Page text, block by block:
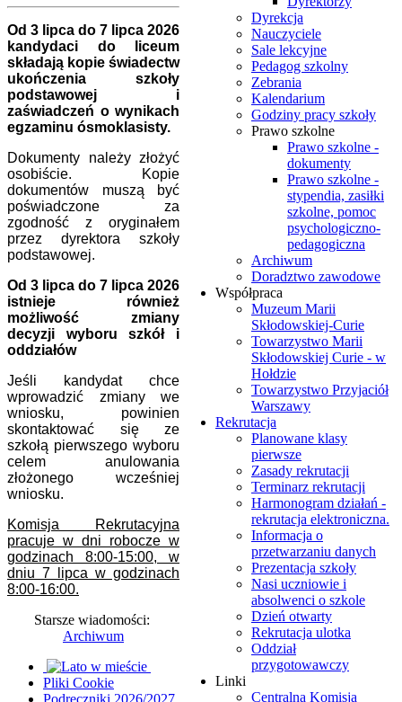
Dyrekcja
Nauczyciele
Sale lekcyjne
Pedagog szkolny
Zebrania
Kalendarium
Godziny pracy szkoły
Prawo szkolne
Prawo szkolne -
dokumenty
Prawo szkolne -
stypendia, zasiłki
szkolne, pomoc
psychologiczno-
pedagogiczna
Archiwum
Doradztwo zawodowe
Współpraca
Muzeum Marii
Skłodowskiej-Curie
Towarzystwo Marii
Skłodowskiej Curie - w
Hołdzie
Towarzystwo Przyjaciół
Warszawy
Rekrutacja
Planowane klasy
pierwsze
Zasady rekrutacji
Terminarz rekrutacji
Harmonogram działań -
rekrutacja elektroniczna.
Informacja o
przetwarzaniu danych
Prezentacja szkoły
Nasi uczniowie i
absolwenci o szkole
Dzień otwarty
Rekrutacja ulotka
Oddział
przygotowawczy
Linki
Centralna Komisja
Od 3 lipca do 7 lipca 2026
kandydaci do liceum
składają kopie świadectw
ukończenia szkoły
podstawowej i
zaświadczeń o wynikach
egzaminu ósmoklasisty.
Dokumenty należy złożyć
osobiście. Kopie
dokumentów muszą być
poświadczone za
zgodność z oryginałem
przez dyrektora szkoły
podstawowej.
Od 3 lipca do 7 lipca 2026
istnieje również
możliwość zmiany
decyzji wyboru szkół i
oddziałów
Jeśli kandydat chce
wprowadzić zmiany we
wniosku, powinien
skontaktować się ze
szkołą pierwszego wyboru
celem anulowania
złożonego wcześniej
wniosku.
Komisja Rekrutacyjna
pracuje w dni robocze w
godzinach 8:00-15:00, w
dniu 7 lipca w godzinach
8:00-16:00.
Starsze wiadomości:
Archiwum
Pliki Cookie
Podręczniki 2026/2027